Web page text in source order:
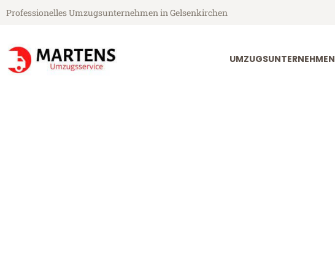
Professionelles Umzugsunternehmen in Gelsenkirchen
UMZUGSUNTERNEHMEN